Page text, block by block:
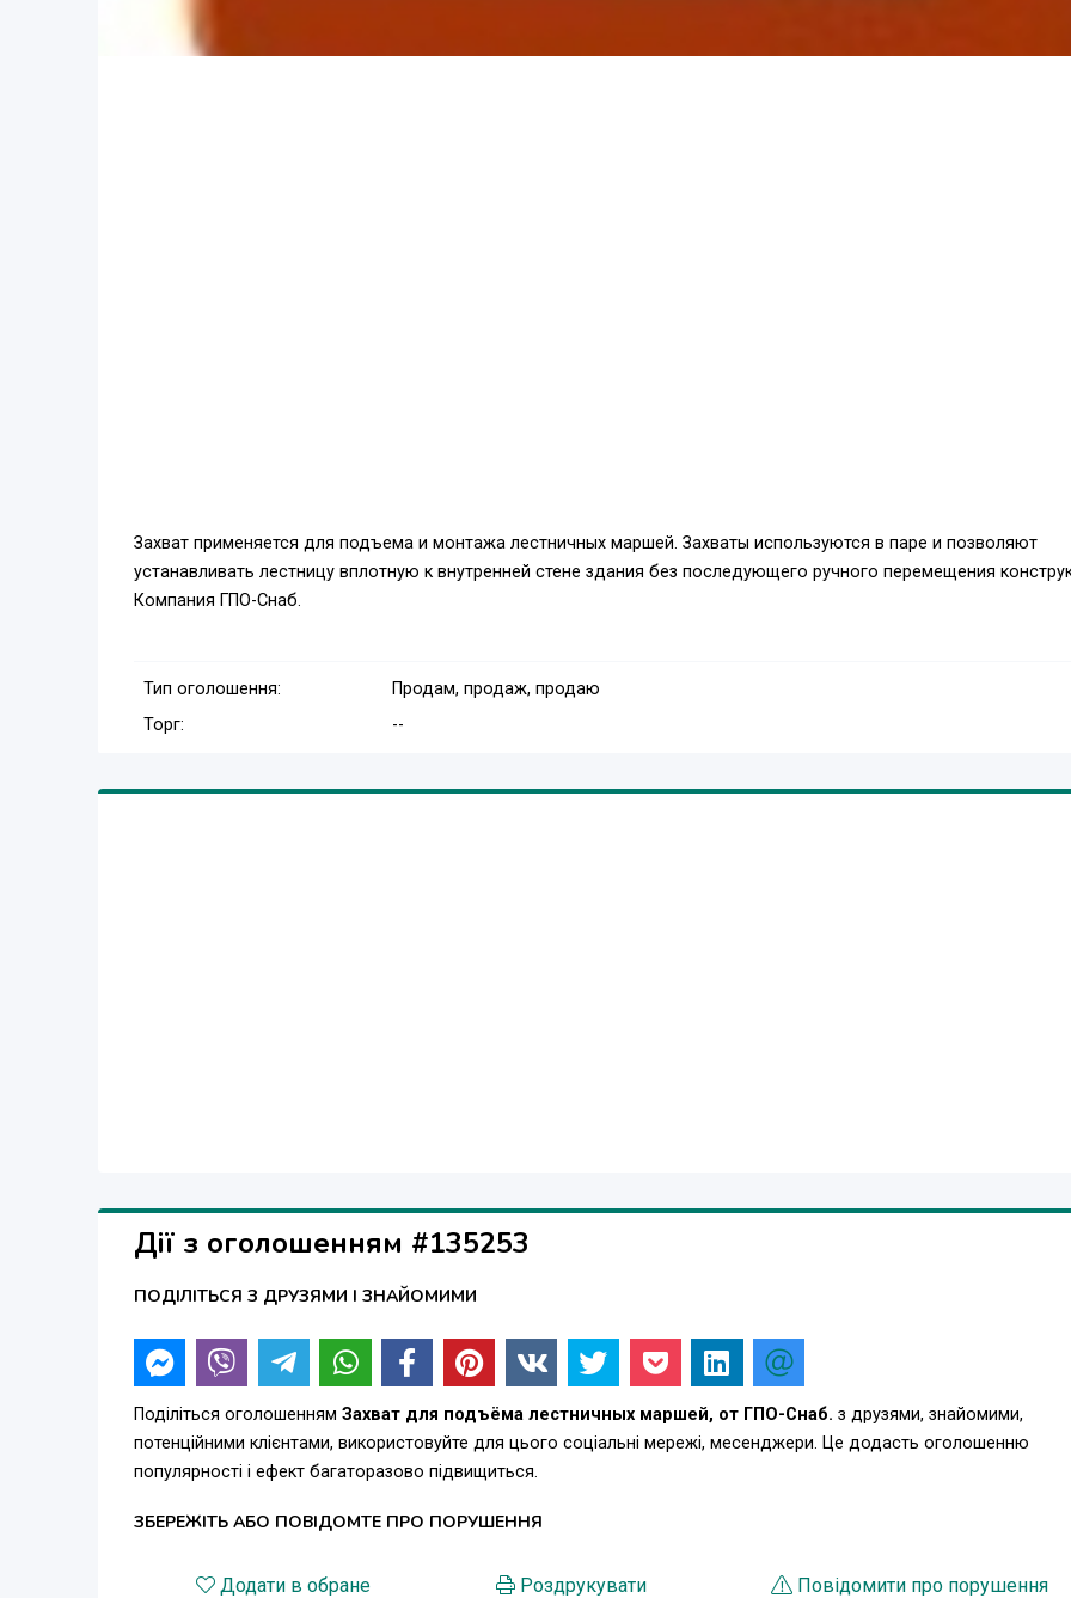
Захват применяется для подъема и монтажа лестничных маршей. Захваты используются в паре и позволяют
устанавливать лестницу вплотную к внутренней стене здания без последующего ручного перемещения
Компания ГПО-Снаб.
Тип оголошення:
Продам, продаж, продаю
Торг:
--
Дії з оголошенням #135253
ПОДІЛІТЬСЯ З ДРУЗЯМИ І ЗНАЙОМИМИ
Поділіться оголошенням Захват для подъёма лестничных маршей, от ГПО-Снаб. з друзями, знайомими,
потенційними клієнтами, використовуйте для цього соціальні мережі, месенджери. Це додасть оголошенню
популярності і ефект багаторазово підвищиться.
ЗБЕРЕЖІТЬ АБО ПОВІДОМТЕ ПРО ПОРУШЕННЯ
Додати в обране Роздрукувати Повідомити про порушення